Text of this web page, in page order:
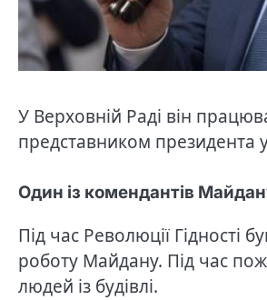
У Верховній Раді він
представником президента
Один із комендантів
Під час Революції
роботу Майдану. Під час
людей із будівлі.